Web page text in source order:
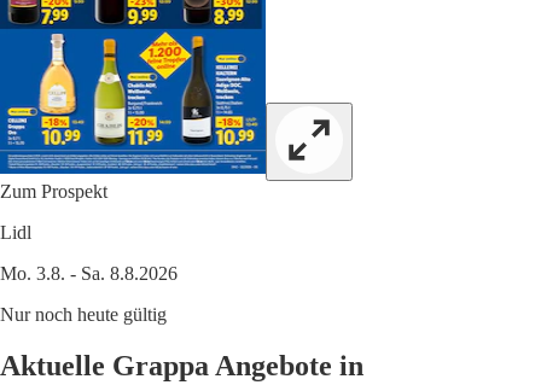
Zum Prospekt
Lidl
Mo. 3.8. - Sa. 8.8.2026
Nur noch heute gültig
Aktuelle Grappa Angebote in